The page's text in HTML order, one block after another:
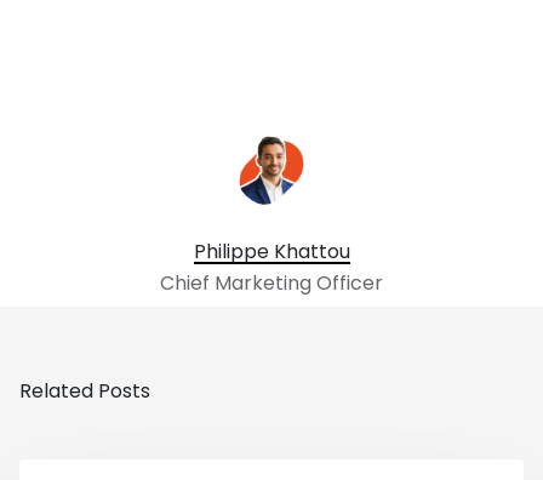
Philippe Khattou
Chief Marketing Officer
Related Posts